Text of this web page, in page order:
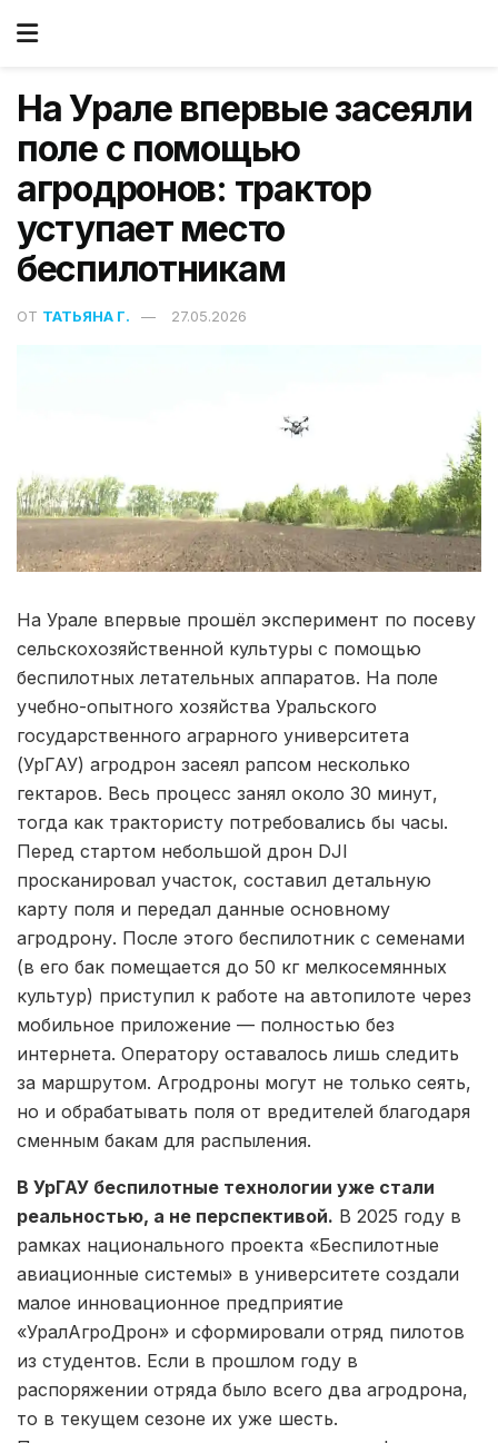
На Урале впервые засеяли
поле с помощью
агродронов: трактор
уступает место
беспилотникам
ОТ ТАТЬЯНА Г. 27.05.2026
На Урале впервые прошёл эксперимент по посеву
сельскохозяйственной культуры с помощью
беспилотных летательных аппаратов. На поле
учебно-опытного хозяйства Уральского
государственного аграрного университета
(УрГАУ) агродрон засеял рапсом несколько
гектаров. Весь процесс занял около 30 минут,
тогда как трактористу потребовались бы часы.
Перед стартом небольшой дрон DJI
просканировал участок, составил детальную
карту поля и передал данные основному
агродрону. После этого беспилотник с семенами
(в его бак помещается до 50 кг мелкосемянных
культур) приступил к работе на автопилоте через
мобильное приложение — полностью без
интернета. Оператору оставалось лишь следить
за маршрутом. Агродроны могут не только сеять,
но и обрабатывать поля от вредителей благодаря
сменным бакам для распыления.
В УрГАУ беспилотные технологии уже стали
реальностью, а не перспективой. В 2025 году в
рамках национального проекта «Беспилотные
авиационные системы» в университете создали
малое инновационное предприятие
«УралАгроДрон» и сформировали отряд пилотов
из студентов. Если в прошлом году в
распоряжении отряда было всего два агродрона,
то в текущем сезоне их уже шесть.